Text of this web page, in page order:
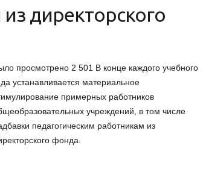
директорского
просмотрено 2 501 В конце каждого учебного
устанавливается материальное
примерных работников
учреждений, в том числе
педагогическим работникам из
фонда.